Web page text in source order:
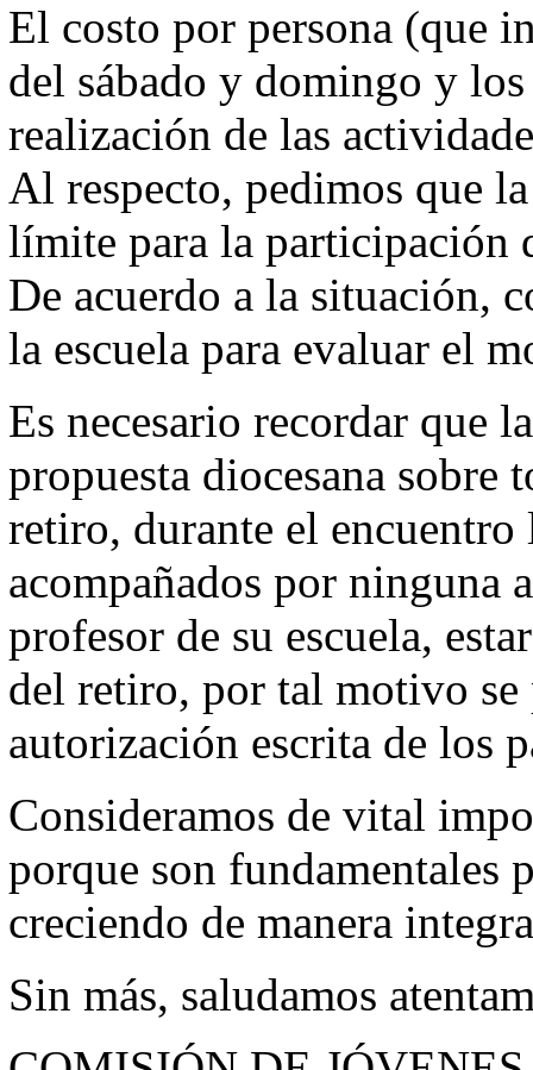
El costo por persona (que
del sábado y domingo y
realización de las
Al respecto, pedimos que
límite para la participación
De acuerdo a la situación,
la escuela para evaluar el
Es necesario recordar que
propuesta diocesana
retiro, durante el encuentro
acompañados por
profesor de su escuela,
del retiro, por tal motivo
autorización escrita de los
Consideramos de vital
porque son fundamentales
creciendo de manera
Sin más, saludamos